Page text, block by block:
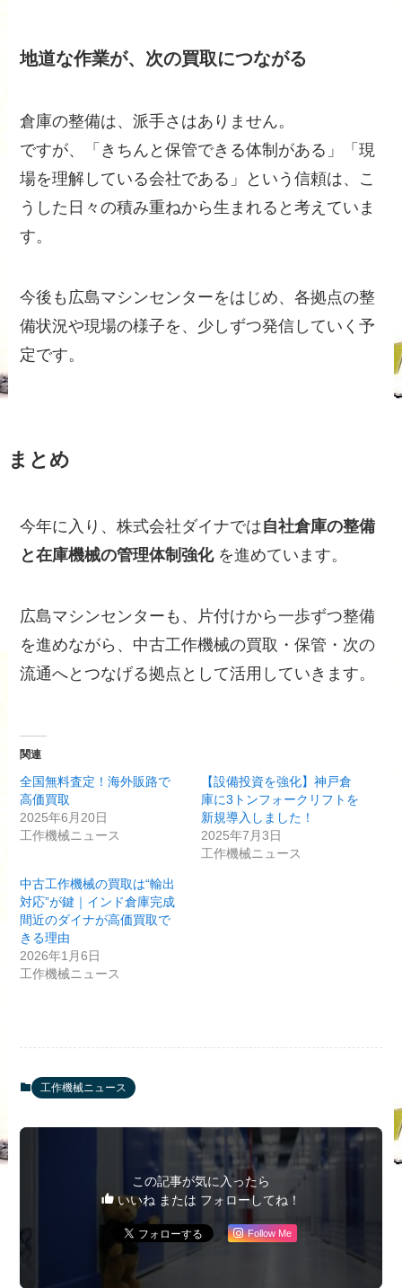
地道な作業が、次の買取につながる
倉庫の整備は、派手さはありません。
ですが、「きちんと保管できる体制がある」「現
場を理解している会社である」という信頼は、こ
うした日々の積み重ねから生まれると考えていま
す。
今後も広島マシンセンターをはじめ、各拠点の整
備状況や現場の様子を、少しずつ発信していく予
定です。
まとめ
今年に入り、株式会社ダイナでは自社倉庫の整備
と在庫機械の管理体制強化を進めています。
広島マシンセンターも、片付けから一歩ずつ整備
を進めながら、中古工作機械の買取・保管・次の
流通へとつなげる拠点として活用していきます。
関連
全国無料査定！海外販路で
高価買取
2025年6月20日
工作機械ニュース
【設備投資を強化】神戸倉
庫に3トンフォークリフトを
新規導入しました！
2025年7月3日
工作機械ニュース
中古工作機械の買取は“輸出
対応”が鍵｜インド倉庫完成
間近のダイナが高価買取で
きる理由
2026年1月6日
工作機械ニュース
工作機械ニュース
この記事が気に入ったら
いいね または フォローしてね！
Follow Me